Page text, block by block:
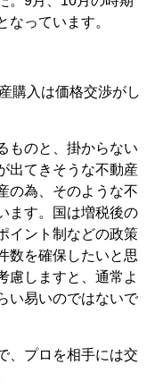
なっています。
購入は価格交渉がし
ものと、掛からない
出てきそうな不動産
の為、そのような不
ます。国は増税後の
イント制などの政策
数を確保したいと思
慮しますと、通常よ
い易いのではないで
、プロを相手には交